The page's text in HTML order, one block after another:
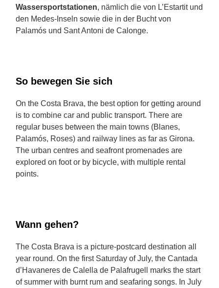
Wassersportstationen, nämlich die von L’Estartit und
den Medes-Inseln sowie die in der Bucht von
Palamós und Sant Antoni de Calonge.
So bewegen Sie sich
On the Costa Brava, the best option for getting around
is to combine car and public transport. There are
regular buses between the main towns (Blanes,
Palamós, Roses) and railway lines as far as Girona.
The urban centres and seafront promenades are
explored on foot or by bicycle, with multiple rental
points.
Wann gehen?
The Costa Brava is a picture-postcard destination all
year round. On the first Saturday of July, the Cantada
d’Havaneres de Calella de Palafrugell marks the start
of summer with burnt rum and seafaring songs. In July